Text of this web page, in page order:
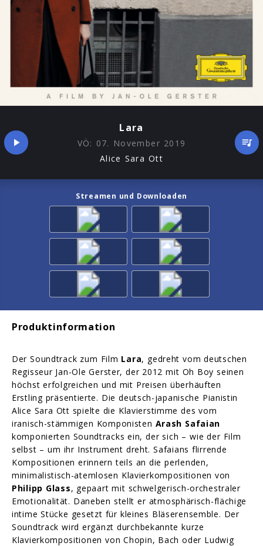
Lara
VÖ: 07. November 2019
Alice Sara Ott
Streamen und Downloaden
Produktinformation
Der Soundtrack zum Film Lara, gedreht vom deutschen
Regisseur Jan-Ole Gerster, der 2012 mit Oh Boy seinen
höchst erfolgreichen und mit Preisen überhäuften
Erstling präsentierte. Die deutsch-japanische Pianistin
Alice Sara Ott spielte die Klavierstimme des vom
iranisch-stämmigen Komponisten Arash Safaian
komponierten Soundtracks ein, der sich – wie der Film
selbst – um ihr Instrument dreht. Safaians flirrende
Kompositionen erinnern teils an die perlenden,
minimalistisch-atemlosen Klavierkompositionen von
Philipp Glass, gepaart mit schwelgerisch-orchestraler
Emotionalität. Daneben stellt er atmosphärisch-flächige
intime Stücke gesetzt für kleines Bläserensemble. Der
Soundtrack wird ergänzt durchbekannte kurze
Klavierkompositionen von Chopin, Bach oder Ludwig